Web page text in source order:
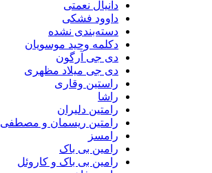
دانیال نعمتی
داوود فشکی
دسته‌بندی نشده
دکلمه وحید موسویان
دی جی آرگون
دی جی میلاد مظهری
راستین وقاری
راشا
رامتین دلیران
رامتین ریسمان و مصطفی باقری
رامسز
رامین بی باک
رامین بی باک و کاروئل